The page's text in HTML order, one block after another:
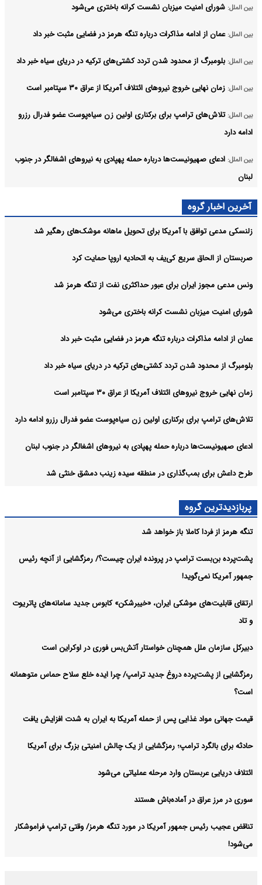
بین الملل: شورای امنیت میزبان نشست کرانه باختری می‌شود
بین الملل: عمان از ادامه مذاکرات درباره تنگه هرمز در فضایی مثبت خبر داد
بین الملل: بلومبرگ از محدود شدن تردد کشتی‌های ترکیه در دریای سیاه خبر داد
بین الملل: زمان نهایی خروج نیروهای ائتلاف آمریکا از عراق ۳۰ سپتامبر است
بین الملل: تلاش‌های ترامپ برای برکناری اولین زن سیاه‌پوست عضو فدرال رزرو
ادامه دارد
بین الملل: ادعای صهیونیست‌ها درباره حمله پهپادی به نیروهای اشغالگر در جنوب
لبنان
بین الملل: طرح داعش برای بمب‌گذاری در منطقه سیده زینب دمشق خنثی شد
آرشیو
آخرین اخبار گروه
زلنسکی مدعی توافق با آمریکا برای تحویل ماهانه موشک‌های رهگیر شد
صربستان از الحاق سریع کی‌یف به اتحادیه اروپا حمایت کرد
ونس مدعی مجوز ایران برای عبور حداکثری نفت از تنگه هرمز شد
شورای امنیت میزبان نشست کرانه باختری می‌شود
عمان از ادامه مذاکرات درباره تنگه هرمز در فضایی مثبت خبر داد
بلومبرگ از محدود شدن تردد کشتی‌های ترکیه در دریای سیاه خبر داد
زمان نهایی خروج نیروهای ائتلاف آمریکا از عراق ۳۰ سپتامبر است
تلاش‌های ترامپ برای برکناری اولین زن سیاه‌پوست عضو فدرال رزرو ادامه دارد
ادعای صهیونیست‌ها درباره حمله پهپادی به نیروهای اشغالگر در جنوب لبنان
طرح داعش برای بمب‌گذاری در منطقه سیده زینب دمشق خنثی شد
پربازدیدترین گروه
تنگه هرمز از فردا کاملا باز خواهد شد
پشت‌پرده بن‌بست ترامپ در پرونده ایران چیست؟/ رمزگشایی از آنچه رئیس
جمهور آمریکا نمی‌گوید!
ارتقای قابلیت‌های موشکی ایران، «خیبرشکن» کابوس جدید سامانه‌های پاتریوت
و تاد
دبیرکل سازمان ملل همچنان خواستار آتش‌بس فوری در اوکراین است
رمزگشایی از پشت‌پرده دروغ جدید ترامپ/ چرا ایده خلع سلاح حماس متوهمانه
است؟
قیمت جهانی مواد غذایی پس از حمله آمریکا به ایران به شدت افزایش یافت
حادثه برای بالگرد ترامپ؛ رمزگشایی از یک چالش امنیتی بزرگ برای آمریکا
ائتلاف دریایی عربستان وارد مرحله عملیاتی می‌شود
سوری در مرز عراق در آماده‌باش هستند
تناقض عجیب رئیس جمهور آمریکا در مورد تنگه هرمز/ وقتی ترامپ فراموشکار
می‌شود!